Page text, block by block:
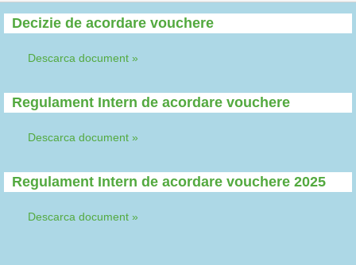
Decizie de acordare vouchere
Descarca document »
Regulament Intern de acordare vouchere
Descarca document »
Regulament Intern de acordare vouchere 2025
Descarca document »